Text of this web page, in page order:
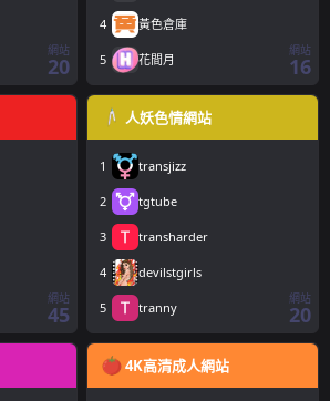
網站
20
4 黃色倉庫
5 花間月
網站
16
網站
45
人妖色情網站
1 transjizz
2 tgtube
3 transharder
4 devilstgirls
5 tranny
網站
20
4K高清成人網站